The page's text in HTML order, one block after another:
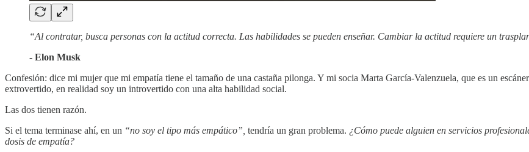
“Al contratar, busca personas con la actitud correcta. Las habilidades se pueden enseñar. Cambiar la actitud requiere un
- Elon Musk
Confesión: dice mi mujer que mi empatía tiene el tamaño de una castaña pilonga. Y mi socia Marta García-Valenzuela, que es un
extrovertido, en realidad soy un introvertido con una alta habilidad social.
Las dos tienen razón.
Si el tema terminase ahí, en un “no soy el tipo más empático”, tendría un gran problema. ¿Cómo puede alguien en servicios
dosis de empatía?